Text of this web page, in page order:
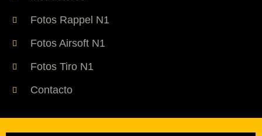
Fotos Rappel N1
Fotos Airsoft N1
Fotos Tiro N1
Contacto